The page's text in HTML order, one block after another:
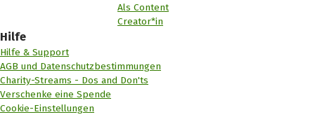
Als Content
Creator*in
Hilfe
Hilfe & Support
AGB und Datenschutzbestimmungen
Charity-Streams - Dos and Don'ts
Verschenke eine Spende
Cookie-Einstellungen